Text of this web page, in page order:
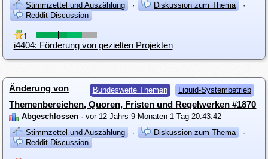
Stimmzettel und Auszählung
· Diskussion zum Thema
·
Reddit-Discussion
1
i4404: Förderung von gezielten Projekten
Bundesweite Themen Liquid-Systembetrieb
Änderung von
Themenbereichen, Quoren, Fristen und Regelwerken #1870
Abgeschlossen · vor 12 Jahrs 9 Monaten 1 Tag 20:43:42
Stimmzettel und Auszählung
· Diskussion zum Thema
·
Reddit-Discussion